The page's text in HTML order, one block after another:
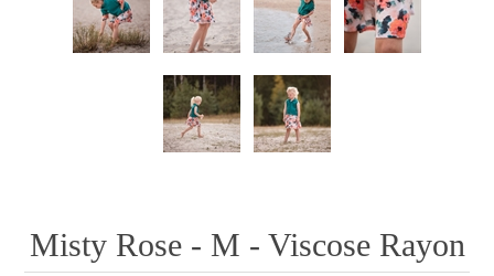
Misty Rose - M - Viscose Rayon